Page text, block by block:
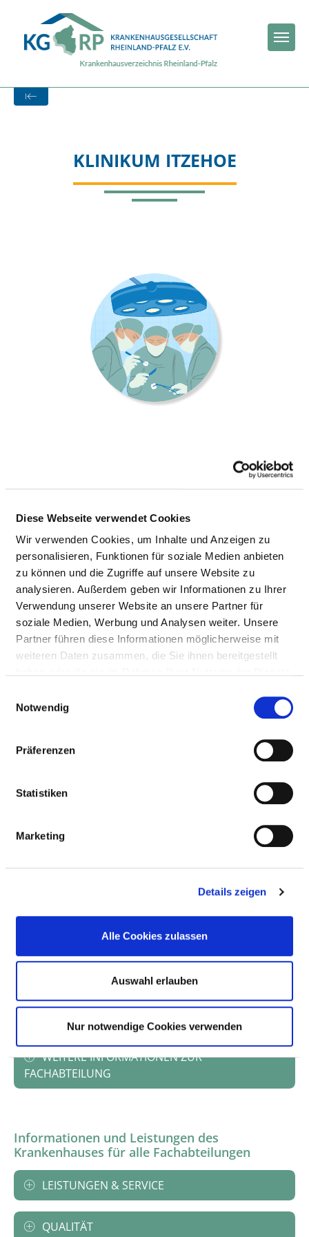
Diese Webseite verwendet Cookies
Wir verwenden Cookies, um Inhalte und Anzeigen zu
personalisieren, Funktionen für soziale Medien anbieten
zu können und die Zugriffe auf unsere Website zu
analysieren. Außerdem geben wir Informationen zu Ihrer
Verwendung unserer Website an unsere Partner für
soziale Medien, Werbung und Analysen weiter. Unsere
Partner führen diese Informationen möglicherweise mit
weiteren Daten zusammen, die Sie ihnen bereitgestellt
Notwendig
Präferenzen
Statistiken
Marketing
Details zeigen
Alle Cookies zulassen
Auswahl erlauben
Nur notwendige Cookies verwenden
KLINIKUM ITZEHOE
KLINIK FÜR UNFALLCHIRURGIE UND
ORTHOPÄDIE
Robert-Koch-Str. 2
25524 Itzehoe
Tel.:04821-772-2101
Fax: 04821-772-2109
Mail:ed.eoheztI-HK@reteulK.T
Mit Notfallambulanz
Anfahrt
PD Dr. med. Tim Klüter (Chefarzt)
PERSONELLE AUSSTATTUNG
FACHEXPERTISE UND WEITERBILDUNG
MEDIZINISCHES LEISTUNGSANGEBOT MIT
WEITERE INFORMATIONEN ZUR
FACHABTEILUNG
Informationen und Leistungen des
Krankenhauses für alle Fachabteilungen
LEISTUNGEN & SERVICE
QUALITÄT